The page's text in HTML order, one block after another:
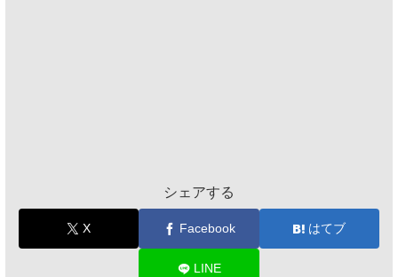
シェアする
X Facebook はてブ
LINE